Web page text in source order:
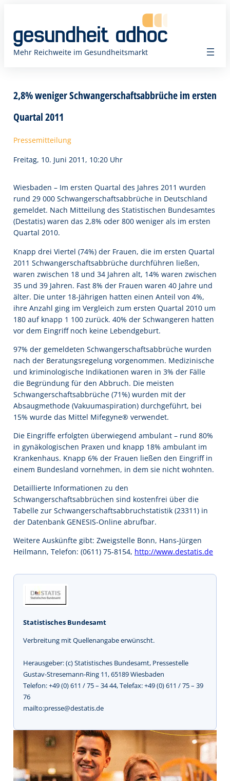
springen
Mehr Reichweite im Gesundheitsmarkt
2,8% weniger Schwangerschaftsabbrüche im ersten
Quartal 2011
Pressemitteilung
Freitag, 10. Juni 2011, 10:20 Uhr
Wiesbaden – Im ersten Quartal des Jahres 2011 wurden
rund 29 000 Schwangerschaftsabbrüche in Deutschland
gemeldet. Nach Mitteilung des Statistischen Bundesamtes
(Destatis) waren das 2,8% oder 800 weniger als im ersten
Quartal 2010.
Knapp drei Viertel (74%) der Frauen, die im ersten Quartal
2011 Schwangerschaftsabbrüche durchführen ließen,
waren zwischen 18 und 34 Jahren alt, 14% waren zwischen
35 und 39 Jahren. Fast 8% der Frauen waren 40 Jahre und
älter. Die unter 18-Jährigen hatten einen Anteil von 4%,
ihre Anzahl ging im Vergleich zum ersten Quartal 2010 um
180 auf knapp 1 100 zurück. 40% der Schwangeren hatten
vor dem Eingriff noch keine Lebendgeburt.
97% der gemeldeten Schwangerschaftsabbrüche wurden
nach der Beratungsregelung vorgenommen. Medizinische
und kriminologische Indikationen waren in 3% der Fälle
die Begründung für den Abbruch. Die meisten
Schwangerschaftsabbrüche (71%) wurden mit der
Absaugmethode (Vakuumaspiration) durchgeführt, bei
15% wurde das Mittel Mifegyne® verwendet.
Die Eingriffe erfolgten überwiegend ambulant – rund 80%
in gynäkologischen Praxen und knapp 18% ambulant im
Krankenhaus. Knapp 6% der Frauen ließen den Eingriff in
einem Bundesland vornehmen, in dem sie nicht wohnten.
Detaillierte Informationen zu den
Schwangerschaftsabbrüchen sind kostenfrei über die
Tabelle zur Schwangerschaftsabbruchstatistik (23311) in
der Datenbank GENESIS-Online abrufbar.
Weitere Auskünfte gibt: Zweigstelle Bonn, Hans-Jürgen
Heilmann, Telefon: (0611) 75-8154, http://www.destatis.de
Statistisches Bundesamt
Verbreitung mit Quellenangabe erwünscht.
Herausgeber: (c) Statistisches Bundesamt, Pressestelle
Gustav-Stresemann-Ring 11, 65189 Wiesbaden
Telefon: +49 (0) 611 / 75 – 34 44, Telefax: +49 (0) 611 / 75 – 39
76
mailto:presse@destatis.de